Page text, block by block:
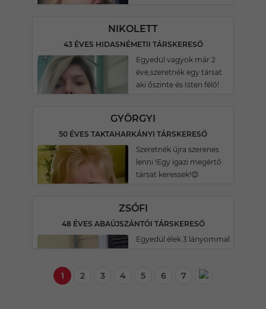
NIKOLETT
43 ÉVES HIDASNÉMETII TÁRSKERESŐ
Egyedül vagyok már 2
éve,szeretnék egy társat
aki őszinte és Isten félő!
GYÖRGYI
50 ÉVES TAKTAHARKÁNYI TÁRSKERESŐ
Szeretnék újra szerenes
lenni !Egy igazi megértő
társat keressek!😊
ZSÓFI
48 ÉVES ABAÚJSZÁNTÓI TÁRSKERESŐ
Egyedül élek 3 lányommal
1 2 3 4 5 6 7